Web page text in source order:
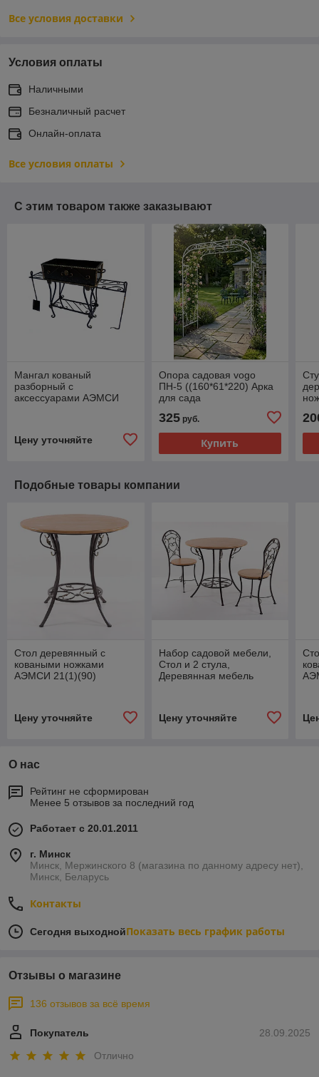
Все условия доставки
Условия оплаты
Наличными
Безналичный расчет
Онлайн-оплата
Все условия оплаты
С этим товаром также заказывают
Мангал кованый
разборный с
аксессуарами АЭМСИ
Цену уточняйте
Опора садовая vogo
ПН-5 ((160*61*220) Арка
для сада
325руб.
Купить
Подобные товары компании
Стол деревянный с
коваными ножками
АЭМСИ 21(1)(90)
Цену уточняйте
Набор садовой мебели,
Стол и 2 стула,
Деревянная мебель
Цену уточняйте
О нас
Рейтинг не сформирован
Менее 5 отзывов за последний год
Работает с 20.01.2011
г. Минск
Минск, Мержинского 8 (магазина по данному адресу нет),
Минск, Беларусь
Контакты
Сегодня выходнойПоказать весь график работы
Отзывы о магазине
136 отзывов за всё время
28.09.2025
Покупатель
Отлично